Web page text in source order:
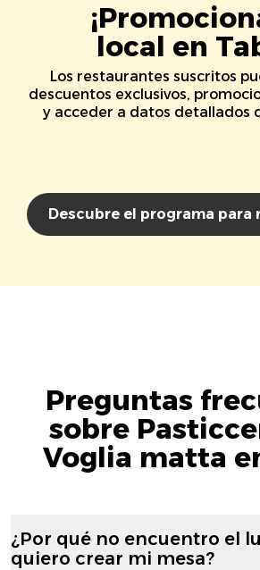
local en
Los restaurantes suscritos
descuentos exclusivos,
y acceder a datos detallados
Descubre el programa para
Preguntas
sobre
Voglia matta
¿Por qué no encuentro el
quiero crear mi mesa?